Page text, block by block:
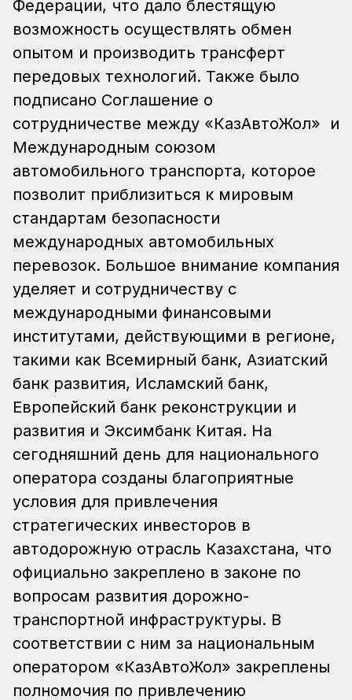
Федерации, что дало блестящую
возможность осуществлять обмен
опытом и производить трансферт
передовых технологий. Также было
подписано Соглашение о
сотрудничестве между «КазАвтоЖол» и
Международным союзом
автомобильного транспорта, которое
позволит приблизиться к мировым
стандартам безопасности
международных автомобильных
перевозок. Большое внимание компания
уделяет и сотрудничеству с
международными финансовыми
институтами, действующими в регионе,
такими как Всемирный банк, Азиатский
банк развития, Исламский банк,
Европейский банк реконструкции и
развития и Эксимбанк Китая. На
сегодняшний день для национального
оператора созданы благоприятные
условия для привлечения
стратегических инвесторов в
автодорожную отрасль Казахстана, что
официально закреплено в законе по
вопросам развития дорожно-
транспортной инфраструктуры. В
соответствии с ним за национальным
оператором «КазАвтоЖол» закреплены
полномочия по привлечению